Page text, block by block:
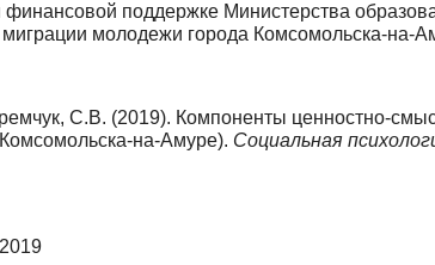
поддержке Министерства
молодежи города Комсомольска-на-
С.В. (2019). Компоненты ценностно-
на-Амуре). Социальная